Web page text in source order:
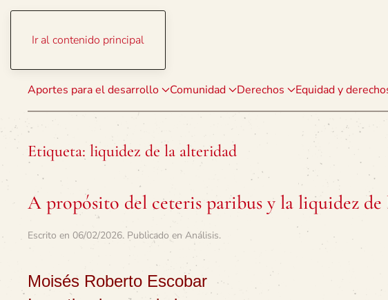
Ir al contenido principal
Aportes para el desarrollo Comunidad Derechos Equidad y
Etiqueta: liquidez de la alteridad
A propósito del ceteris paribus y la liquidez
Escrito en 06/02/2026. Publicado en Análisis.
Moisés Roberto Escobar